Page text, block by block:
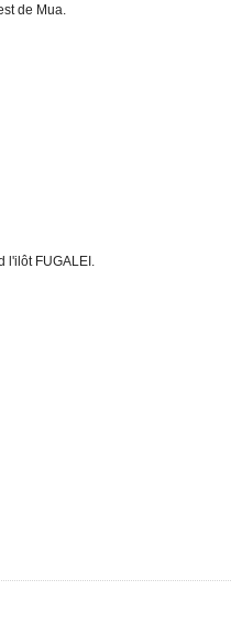
de Mua.
l'ilôt FUGALEI.